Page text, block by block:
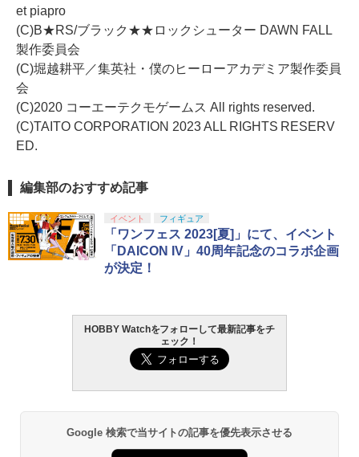
et piapro
(C)B★RS/ブラック★★ロックシューター DAWN FALL
製作委員会
(C)堀越耕平／集英社・僕のヒーローアカデミア製作委員
会
(C)2020 コーエーテクモゲームス All rights reserved.
(C)TAITO CORPORATION 2023 ALL RIGHTS RESERV
ED.
編集部のおすすめ記事
イベント フィギュア
「ワンフェス 2023[夏]」にて、イベント
「DAICON IV」40周年記念のコラボ企画
が決定！
HOBBY Watchをフォローして最新記事をチ
ェック！
Google 検索で当サイトの記事を優先表示させる